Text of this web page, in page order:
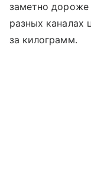
заметно дороже
разных каналах
за килограмм.